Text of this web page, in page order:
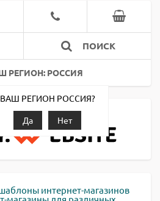
ПОИСК
РЕГИОН: РОССИЯ
ВАШ РЕГИОН РОССИЯ?
Да
Нет
интернет-магазинов